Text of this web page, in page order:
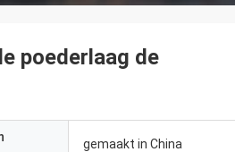
poederlaag de
gemaakt in China